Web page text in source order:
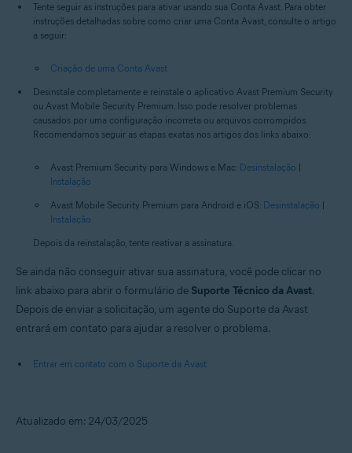
Tente seguir as instruções para ativar usando sua Conta Avast. Para obter
instruções detalhadas sobre como criar uma Conta Avast, consulte o artigo
a seguir:
Criação de uma Conta Avast
Desinstale completamente e reinstale o aplicativo Avast Premium Security
ou Avast Mobile Security Premium. Isso pode resolver problemas
causados por uma configuração incorreta ou arquivos corrompidos.
Recomendamos seguir as etapas exatas nos artigos dos links abaixo:
Avast Premium Security para Windows e Mac: Desinstalação |
Instalação
Avast Mobile Security Premium para Android e iOS: Desinstalação |
Instalação
Depois da reinstalação, tente reativar a assinatura.
Se ainda não conseguir ativar sua assinatura, você pode clicar no
link abaixo para abrir o formulário de Suporte Técnico da Avast.
Depois de enviar a solicitação, um agente do Suporte da Avast
entrará em contato para ajudar a resolver o problema.
Entrar em contato com o Suporte da Avast
Atualizado em: 24/03/2025